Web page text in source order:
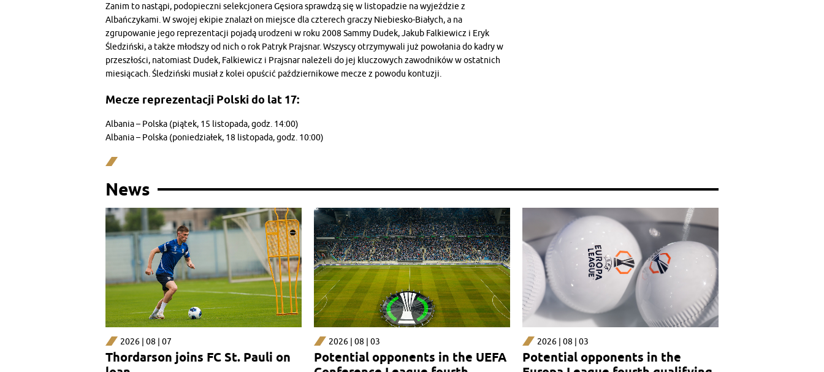
Zanim to nastąpi, podopieczni selekcjonera Gęsiora sprawdzą się w listopadzie na wyjeździe z
Albańczykami. W swojej ekipie znalazł on miejsce dla czterech graczy Niebiesko-Białych, a na
zgrupowanie jego reprezentacji pojadą urodzeni w roku 2008 Sammy Dudek, Jakub Falkiewicz i Eryk
Śledziński, a także młodszy od nich o rok Patryk Prajsnar. Wszyscy otrzymywali już powołania do kadry w
przeszłości, natomiast Dudek, Falkiewicz i Prajsnar należeli do jej kluczowych zawodników w ostatnich
miesiącach. Śledziński musiał z kolei opuścić październikowe mecze z powodu kontuzji.
Mecze reprezentacji Polski do lat 17:
Albania – Polska (piątek, 15 listopada, godz. 14:00)
Albania – Polska (poniedziałek, 18 listopada, godz. 10:00)
News
2026 | 08 | 07
Thordarson joins FC St. Pauli on
2026 | 08 | 03
Potential opponents in the UEFA
2026 | 08 | 03
Potential opponents in the